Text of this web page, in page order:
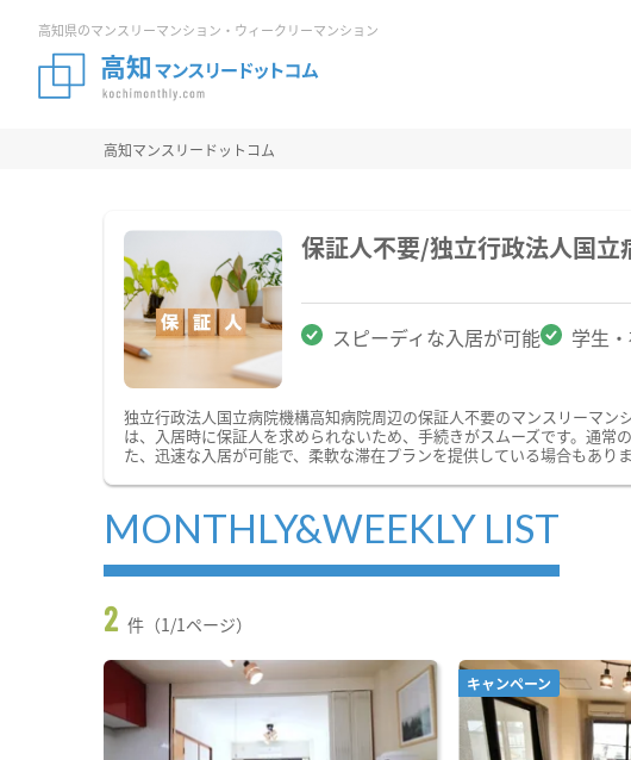
高知県のマンスリーマンション・ウィークリーマンション
高知マンスリードットコム
保証人不要/独立行政法人国
スピーディな入居が可能 学生
独立行政法人国立病院機構高知病院周辺の保証人不要のマンスリーマ
は、入居時に保証人を求められないため、手続きがスムーズです。通
た、迅速な入居が可能で、柔軟な滞在プランを提供している場合もありま
MONTHLY&WEEKLY LIST
2 件（1/1ページ）
キャンペーン